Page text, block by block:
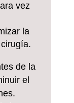
vez
la
de la
el